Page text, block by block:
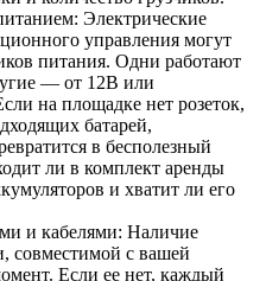
Электрические
управления могут
питания. Одни работают
— от 12В или
на площадке нет розеток,
батарей,
в бесполезный
ли в комплект аренды
и хватит ли его
и кабелями: Наличие
совместимой с вашей
Если ее нет, каждый